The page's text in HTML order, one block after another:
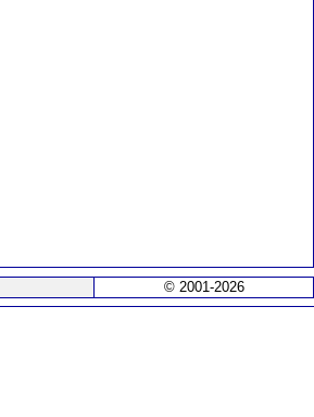
© 2001-2026